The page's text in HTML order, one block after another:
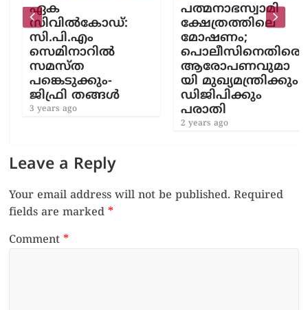
ഏക
സിവിൽകോഡ്:
സി.പി.എം
സെമിനാറിൽ
സമസ്ത
പങ്കെടുക്കും-
ജിഫ്രി തങ്ങൾ
3 years ago
പത്മനാഭസ്വാമി
ക്ഷേത്രത്തിലെ
മോഷണം;
പൊലീസിനെതിരെ
ആരോപണവുമാ
യി മുഖ്യമന്ത്രിക്കും
ഡിജിപിക്കും
പരാതി
2 years ago
Leave a Reply
Your email address will not be published. Required
fields are marked*
Comment*